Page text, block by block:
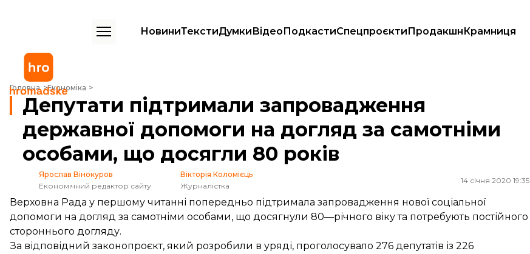
НовиниТекстиДумкиВідеоПодкастиСпецпроєктиПродакшнКрамниця
Головна Економіка
Депутати підтримали запровадження державної допомоги на догляд за самотніми особами, що досягли 80 років
Депутати підтримали запровадження
державної допомоги на догляд за самотніми
особами, що досягли 80 років
Ярослав Вінокуров
Економічний редактор сайту
Вікторія Коломієць
Журналістка
14 січня 2020 19:35
Верховна Рада у першому читанні попередньо підтримала запровадження нової соціальної
допомоги на догляд за самотніми особами, що досягнули 80—річного віку та потребують постійного
стороннього догляду.
За відповідний законопроєкт, який розробили в уряді, проголосувало 276 депутатів із 226